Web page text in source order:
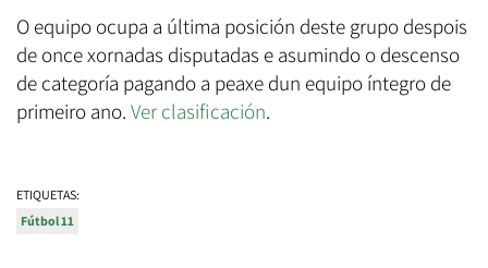
O equipo ocupa a última posición deste grupo despois
de once xornadas disputadas e asumindo o descenso
de categoría pagando a peaxe dun equipo íntegro de
primeiro ano. Ver clasificación.
ETIQUETAS:
Fútbol 11